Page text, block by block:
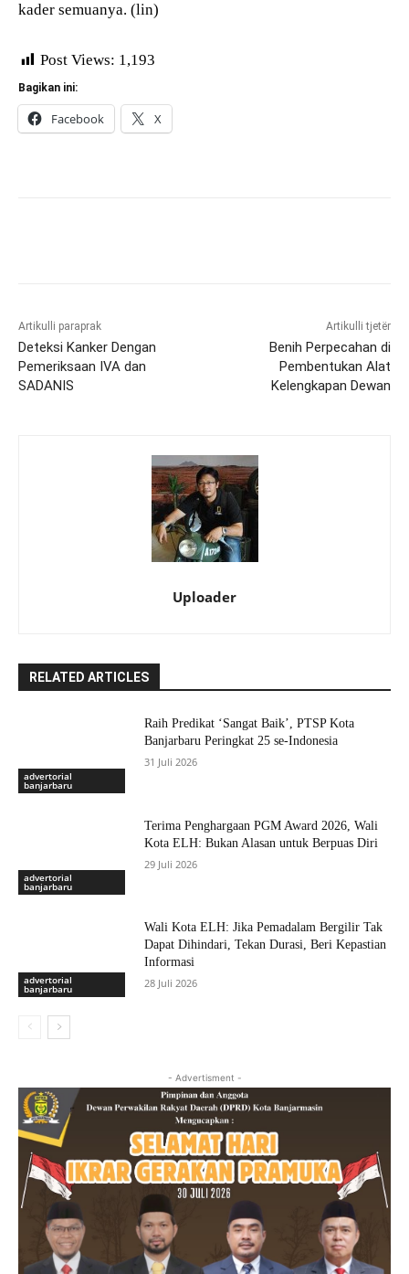
kader semuanya. (lin)
Post Views: 1,193
Bagikan ini:
Facebook X
Artikulli paraprak
Deteksi Kanker Dengan
Pemeriksaan IVA dan
SADANIS
Artikulli tjetër
Benih Perpecahan di
Pembentukan Alat
Kelengkapan Dewan
Uploader
RELATED ARTICLES
advertorial
banjarbaru
Raih Predikat ‘Sangat Baik’, PTSP Kota
Banjarbaru Peringkat 25 se-Indonesia
31 Juli 2026
advertorial
banjarbaru
Terima Penghargaan PGM Award 2026, Wali
Kota ELH: Bukan Alasan untuk Berpuas Diri
29 Juli 2026
advertorial
banjarbaru
Wali Kota ELH: Jika Pemadalam Bergilir Tak
Dapat Dihindari, Tekan Durasi, Beri Kepastian
Informasi
28 Juli 2026
- Advertisment -